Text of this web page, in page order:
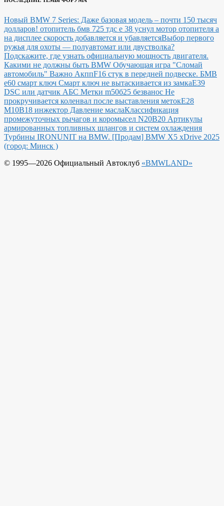
Новый BMW 7 Series: Даже базовая модель – почти 150 тысяч
долларов! отопитель бмв 725 тдс е 38 уснул мотор отопителя а
на дисплее скорость добавляется и убавляетсяВыбор первого
ружья для охоты — полуавтомат или двустволка?
Подскажите, где узнать официальную мощность двигателя.
Какими не должны быть BMW Обучающая игра "Сломай
автомобиль" Важно АкппF16 стук в передней подвеске. БМВ
е60 смарт ключ Смарт ключ не вытаскивается из замкаE39
DSC или датчик АБС Метки m50б25 безванос Не
прокручивается коленвал после выставления метокЕ28
М10В18 инжектор Давление маслаКлассификация
промежуточных рычагов и коромысел N20B20 Артикулы
армированных топливных шлангов и систем охлаждения
Турбины IRONUNIT на BMW. [Продам] BMW X5 xDrive 2025
(город: Минск )
© 1995—2026 Официальный Автоклуб «BMWLAND»